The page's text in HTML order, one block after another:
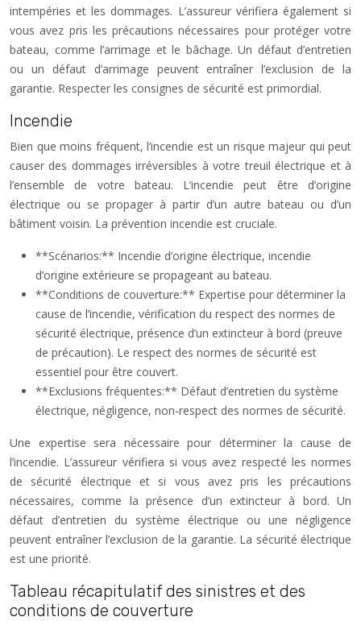
intempéries et les dommages. L’assureur vérifiera également si
vous avez pris les précautions nécessaires pour protéger votre
bateau, comme l’arrimage et le bâchage. Un défaut d’entretien
ou un défaut d’arrimage peuvent entraîner l’exclusion de la
garantie. Respecter les consignes de sécurité est primordial.
Incendie
Bien que moins fréquent, l’incendie est un risque majeur qui peut
causer des dommages irréversibles à votre treuil électrique et à
l’ensemble de votre bateau. L’incendie peut être d’origine
électrique ou se propager à partir d’un autre bateau ou d’un
bâtiment voisin. La prévention incendie est cruciale.
**Scénarios:** Incendie d’origine électrique, incendie
d’origine extérieure se propageant au bateau.
**Conditions de couverture:** Expertise pour déterminer la
cause de l’incendie, vérification du respect des normes de
sécurité électrique, présence d’un extincteur à bord (preuve
de précaution). Le respect des normes de sécurité est
essentiel pour être couvert.
**Exclusions fréquentes:** Défaut d’entretien du système
électrique, négligence, non-respect des normes de sécurité.
Une expertise sera nécessaire pour déterminer la cause de
l’incendie. L’assureur vérifiera si vous avez respecté les normes
de sécurité électrique et si vous avez pris les précautions
nécessaires, comme la présence d’un extincteur à bord. Un
défaut d’entretien du système électrique ou une négligence
peuvent entraîner l’exclusion de la garantie. La sécurité électrique
est une priorité.
Tableau récapitulatif des sinistres et des
conditions de couverture